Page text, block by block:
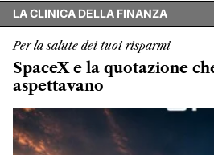
LA CLINICA DELLA FINANZA
Per la salute dei tuoi risparmi
SpaceX e la quotazione
aspettavano